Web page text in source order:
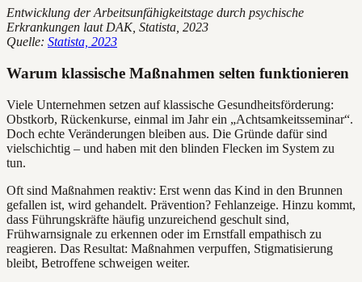
Entwicklung der Arbeitsunfähigkeitstage durch psychische
Erkrankungen laut DAK, Statista, 2023
Quelle: Statista, 2023
Warum klassische Maßnahmen selten funktionieren
Viele Unternehmen setzen auf klassische Gesundheitsförderung:
Obstkorb, Rückenkurse, einmal im Jahr ein „Achtsamkeitsseminar“.
Doch echte Veränderungen bleiben aus. Die Gründe dafür sind
vielschichtig – und haben mit den blinden Flecken im System zu
tun.
Oft sind Maßnahmen reaktiv: Erst wenn das Kind in den Brunnen
gefallen ist, wird gehandelt. Prävention? Fehlanzeige. Hinzu kommt,
dass Führungskräfte häufig unzureichend geschult sind,
Frühwarnsignale zu erkennen oder im Ernstfall empathisch zu
reagieren. Das Resultat: Maßnahmen verpuffen, Stigmatisierung
bleibt, Betroffene schweigen weiter.